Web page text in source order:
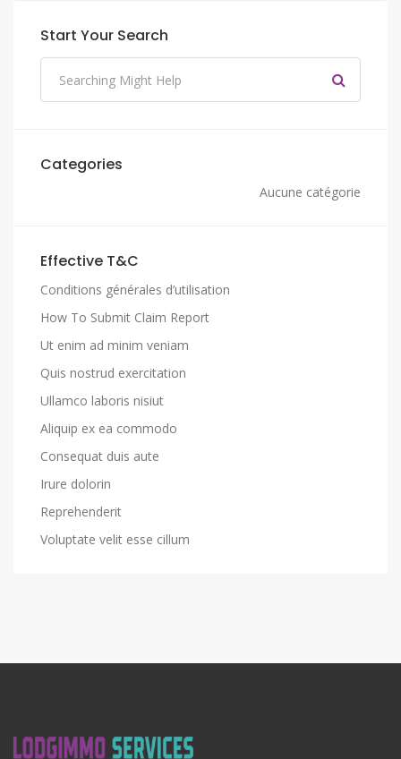
Start Your Search
Categories
Aucune catégorie
Effective T&C
Conditions générales d’utilisation
How To Submit Claim Report
Ut enim ad minim veniam
Quis nostrud exercitation
Ullamco laboris nisiut
Aliquip ex ea commodo
Consequat duis aute
Irure dolorin
Reprehenderit
Voluptate velit esse cillum